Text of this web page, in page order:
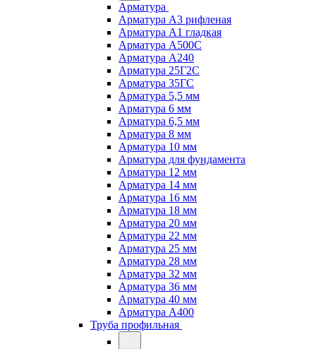
Арматура
Арматура А3 рифленая
Арматура А1 гладкая
Арматура А500С
Арматура А240
Арматура 25Г2С
Арматура 35ГС
Арматура 5,5 мм
Арматура 6 мм
Арматура 6,5 мм
Арматура 8 мм
Арматура 10 мм
Арматура для фундамента
Арматура 12 мм
Арматура 14 мм
Арматура 16 мм
Арматура 18 мм
Арматура 20 мм
Арматура 22 мм
Арматура 25 мм
Арматура 28 мм
Арматура 32 мм
Арматура 36 мм
Арматура 40 мм
Арматура А400
Труба профильная